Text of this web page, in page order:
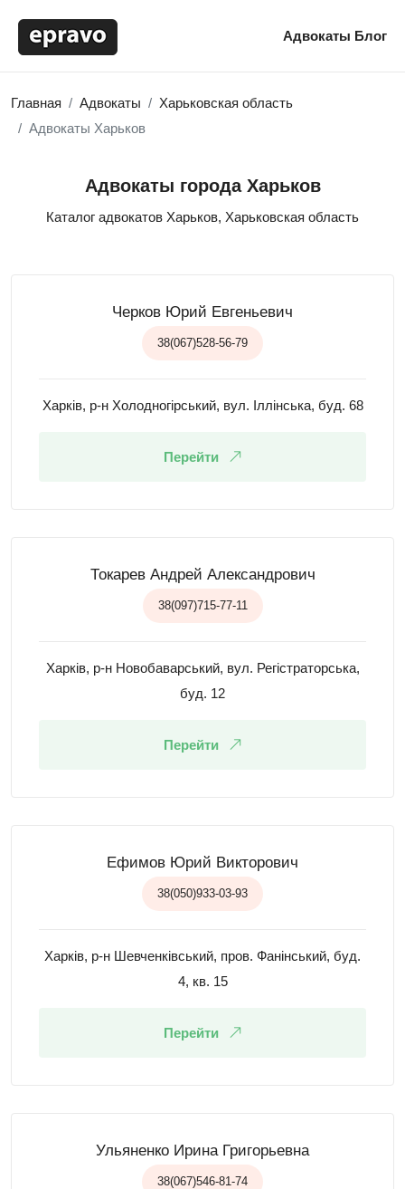
Адвокаты Блог
Главная Адвокаты
Харьковская область
Адвокаты Харьков
Адвокаты города Харьков
Каталог адвокатов Харьков, Харьковская область
Черков Юрий Евгеньевич
38(067)528-56-79
Харків, р-н Холодногірський, вул. Іллінська, буд. 68
Перейти
Токарев Андрей Александрович
38(097)715-77-11
Харків, р-н Новобаварський, вул. Регістраторська,
буд. 12
Перейти
Ефимов Юрий Викторович
38(050)933-03-93
Харків, р-н Шевченківський, пров. Фанінський, буд.
4, кв. 15
Перейти
Ульяненко Ирина Григорьевна
38(067)546-81-74